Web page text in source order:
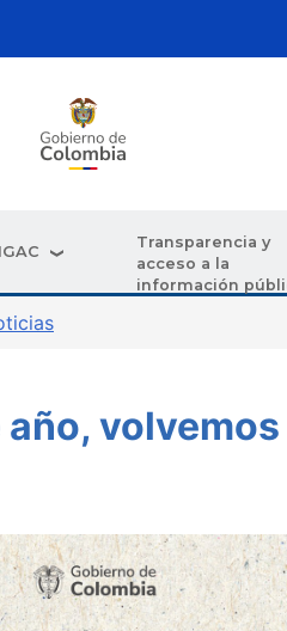
Transparencia y
acceso a la
información
enlaces de
año,